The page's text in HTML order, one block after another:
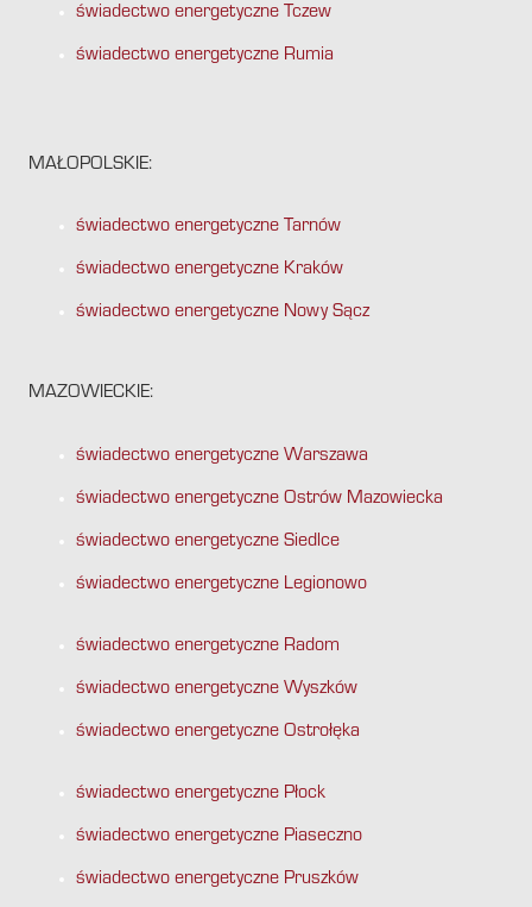
świadectwo energetyczne Tczew
świadectwo energetyczne Rumia
MAŁOPOLSKIE:
świadectwo energetyczne Tarnów
świadectwo energetyczne Kraków
świadectwo energetyczne Nowy Sącz
MAZOWIECKIE:
świadectwo energetyczne Warszawa
świadectwo energetyczne Ostrów Mazowiecka
świadectwo energetyczne Siedlce
świadectwo energetyczne Legionowo
świadectwo energetyczne Radom
świadectwo energetyczne Wyszków
świadectwo energetyczne Ostrołęka
świadectwo energetyczne Płock
świadectwo energetyczne Piaseczno
świadectwo energetyczne Pruszków